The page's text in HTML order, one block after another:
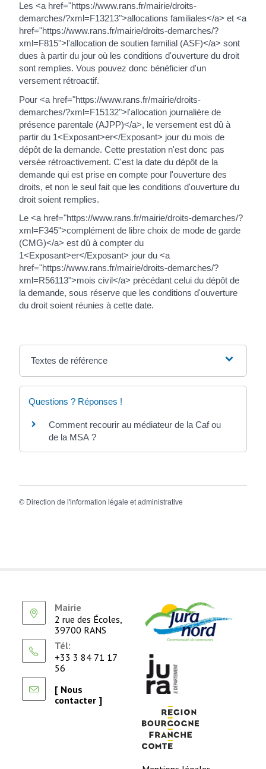
Les <a href="https://www.rans.fr/mairie/droits-
demarches/?xml=F13213">allocations familiales</a> et <a
href="https://www.rans.fr/mairie/droits-demarches/?
xml=F815">l'allocation de soutien familial (ASF)</a> sont
dues à partir du jour où les conditions d'ouverture du droit
sont remplies. Vous pouvez donc bénéficier d'un
versement rétroactif.
Pour <a href="https://www.rans.fr/mairie/droits-
demarches/?xml=F15132">l'allocation journalière de
présence parentale (AJPP)</a>, le versement est dû à
partir du 1<Exposant>er</Exposant> jour du mois de
dépôt de la demande. Cette prestation n'est donc pas
versée rétroactivement. C'est la date du dépôt de la
demande qui est prise en compte pour l'ouverture des
droits, et non le seul fait que les conditions d'ouverture du
droit soient remplies.
Le <a href="https://www.rans.fr/mairie/droits-demarches/?
xml=F345">complément de libre choix de mode de garde
(CMG)</a> est dû à compter du
1<Exposant>er</Exposant> jour du <a
href="https://www.rans.fr/mairie/droits-demarches/?
xml=R56113">mois civil</a> précédant celui du dépôt de
la demande, sous réserve que les conditions d'ouverture
du droit soient réunies à cette date.
Textes de référence
Questions ? Réponses !
Comment recourir au médiateur de la Caf ou
de la MSA ?
© Direction de l'information légale et administrative
Mairie
2 rue des Écoles,
39700 RANS
Tél:
+33 3 84 71 17
56
[ Nous
contacter ]